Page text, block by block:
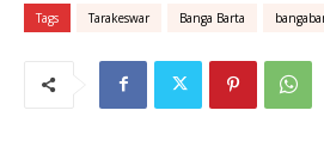
Tags Tarakeswar Banga Barta